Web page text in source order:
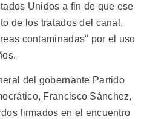
Unidos a fin de que ese
de los tratados del canal,
contaminadas" por el uso
del gobernante Partido
Francisco Sánchez,
firmados en el encuentro